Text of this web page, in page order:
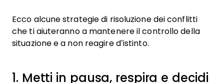
Ecco alcune strategie di risoluzione dei conflitti
che ti aiuteranno a mantenere il controllo della
situazione e a non reagire d’istinto.
1. Metti in pausa, respira e decidi